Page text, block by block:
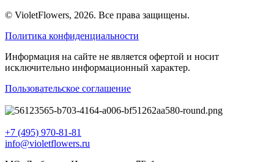
© VioletFlowers, 2026. Все права защищены.
Политика конфиденциальности
Информация на сайте не является офертой и носит
исключительно информационный характер.
Пользовательское соглашение
+7 (495) 970-81-81
info@violetflowers.ru